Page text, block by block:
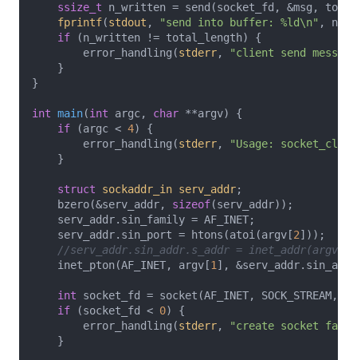
ssize_t n_written = send(socket_fd, &msg,
fprintf(stdout , "send into buffer: %ld\n" ,
if (n_written != total_length) {
        error_handling(
stderr,
"client send
    }
}
int main(int argc, char **argv)
{
if (argc < 4) {
        error_handling(
stderr,
"Usage:
    }
struct sockaddr_in serv_addr;
    bzero(&serv_addr,
sizeof(serv_addr));
    serv_addr.sin_family = AF_INET;
    serv_addr.sin_port = htons(atoi(argv[
2]));
//serv_addr.sin_addr.s_addr =
    inet_pton(AF_INET, argv[
1],
int socket_fd = socket(AF_INET, SOCK_STREAM,
if (socket_fd < 0) {
        error_handling(
stderr,
"create socket
    }